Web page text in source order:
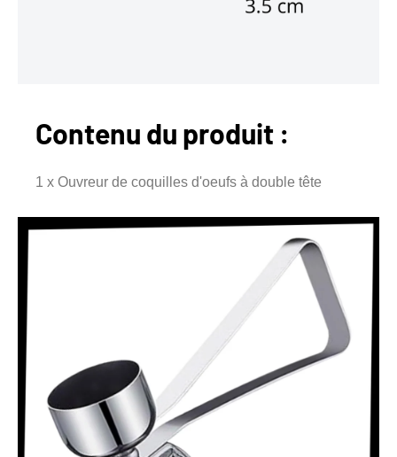
Contenu du produit :
1 x Ouvreur de coquilles d'oeufs à double tête